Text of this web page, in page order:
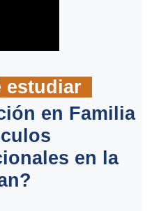
estudiar
en Familia
en la